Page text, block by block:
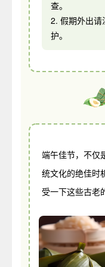
查。
2. 假期外出请
护。
端午佳节，不仅
统文化的绝佳时
受一下这些古老